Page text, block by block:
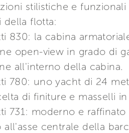
stilistiche e funzionali
della flotta:
830: la cabina
open-view in grado di
all'interno della cabina.
780: uno yacht di 24
di finiture e masselli
731: moderno e
all'asse centrale della